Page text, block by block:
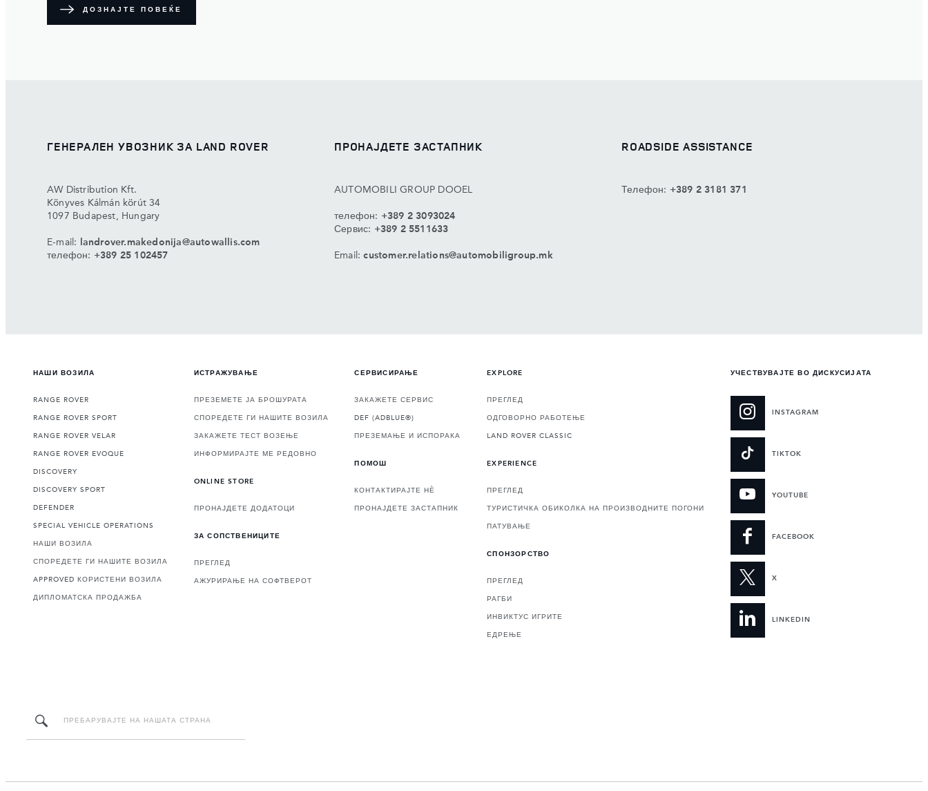
ДОЗНАЈТЕ ПОВЕЌЕ
ГЕНЕРАЛЕН УВОЗНИК ЗА LAND ROVER
AW Distribution Kft.
Könyves Kálmán körút 34
1097 Budapest, Hungary
E-mail:
landrover.makedonija@autowallis.com
телефон: +389 25 102457
ПРОНАЈДЕТЕ ЗАСТАПНИК
AUTOMOBILI GROUP DOOEL
телефон: +389 2 3093024
Сервис: +389 2 5511633
Email:customer.relations@automobiligroup.mk
ROADSIDE ASSISTANCE
Телефон: +389 2 3181 371
НАШИ ВОЗИЛА
RANGE ROVER
RANGE ROVER SPORT
RANGE ROVER VELAR
RANGE ROVER EVOQUE
DISCOVERY
DISCOVERY SPORT
DEFENDER
SPECIAL VEHICLE OPERATIONS
НАШИ ВОЗИЛА
СПОРЕДЕТЕ ГИ НАШИТЕ ВОЗИЛА
APPROVED КОРИСТЕНИ ВОЗИЛА
ДИПЛОМАТСКА ПРОДАЖБА
ИСТРАЖУВАЊЕ
ПРЕЗЕМЕТЕ ЈА БРОШУРАТА
СПОРЕДЕТЕ ГИ НАШИТЕ ВОЗИЛА
ЗАКАЖЕТЕ ТЕСТ ВОЗЕЊЕ
ИНФОРМИРАЈТЕ МЕ РЕДОВНО
ONLINE STORE
ПРОНАЈДЕТЕ ДОДАТОЦИ
ЗА СОПСТВЕНИЦИТЕ
ПРЕГЛЕД
АЖУРИРАЊЕ НА СОФТВЕРОТ
СЕРВИСИРАЊЕ
ЗАКАЖЕТЕ СЕРВИС
DEF (ADBLUE®)
ПРЕЗЕМАЊЕ И ИСПОРАКА
ПОМОШ
КОНТАКТИРАЈТЕ НЀ
ПРОНАЈДЕТЕ ЗАСТАПНИК
EXPLORE
ПРЕГЛЕД
ОДГОВОРНО РАБОТЕЊЕ
LAND ROVER CLASSIC
EXPERIENCE
ПРЕГЛЕД
ТУРИСТИЧКА ОБИКОЛКА НА ПРОИЗВОДНИТЕ ПОГОНИ
ПАТУВАЊЕ
СПОНЗОРСТВО
ПРЕГЛЕД
РАГБИ
ИНВИКТУС ИГРИТЕ
ЕДРЕЊЕ
УЧЕСТВУВАЈТЕ ВО ДИСКУСИЈАТА
INSTAGRAM
TIKTOK
YOUTUBE
FACEBOOK
X
LINKEDIN